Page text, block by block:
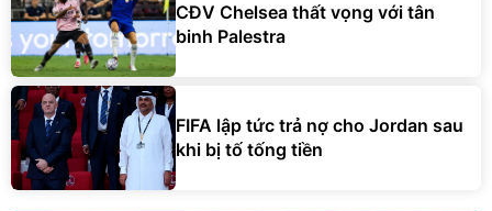
CĐV Chelsea thất vọng với tân
binh Palestra
FIFA lập tức trả nợ cho Jordan sau
khi bị tố tống tiền